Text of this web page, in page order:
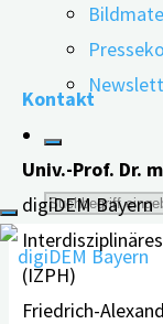
Suche
nach:
weiterlesen
Kontakt
Univ.-Prof. Dr.
digiDEM Bayern
(IZPH)
Friedrich-